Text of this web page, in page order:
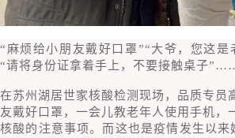
“麻烦给小朋友戴好口罩”“大爷，您这是
“请将身份证拿着手上，不要接触桌子
在苏州湖居世家核酸检测现场， 品质专员
友戴好口罩，一会儿教老年人使用手机，
核酸的注意事项。而这也是疫情发生以来